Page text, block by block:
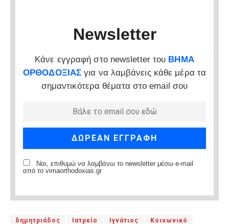
Newsletter
Κάνε εγγραφή στο newsletter του ΒΗΜΑ
ΟΡΘΟΔΟΞΙΑΣ για να λαμβάνεις κάθε μέρα τα
σημαντικότερα θέματα στο email σου
Ναι, επιθυμώ να λαμβάνω το newsletter μέσω e-mail
από το vimaorthodoxias.gr
δημητριάδος Ιατρείο Ιγνάτιος Κοινωνικό